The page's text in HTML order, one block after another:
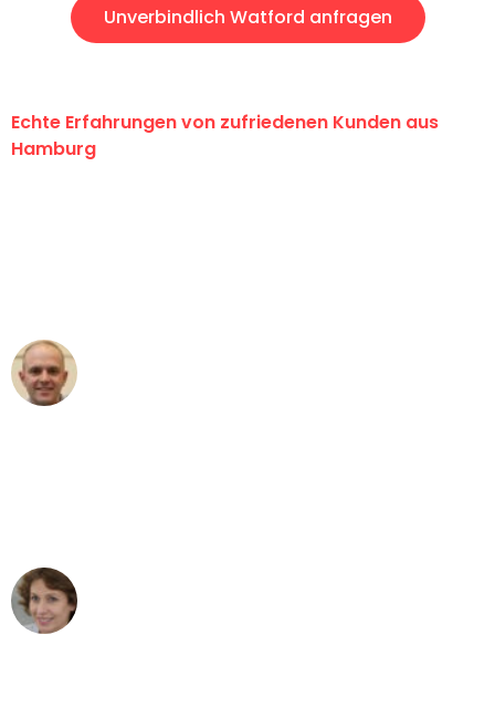
Unverbindlich Watford anfragen
Echte Erfahrungen von zufriedenen Kunden aus
Hamburg